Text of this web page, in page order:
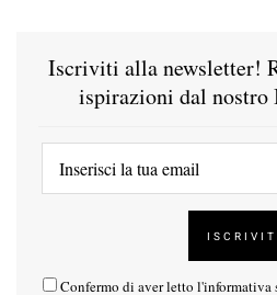
Iscriviti alla newsletter!
ispirazioni dal
Confermo di aver letto l'informativa